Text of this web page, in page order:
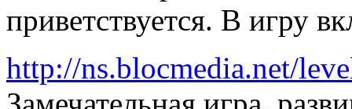
приветствуется. В игру
http://ns.blocmedia.net/